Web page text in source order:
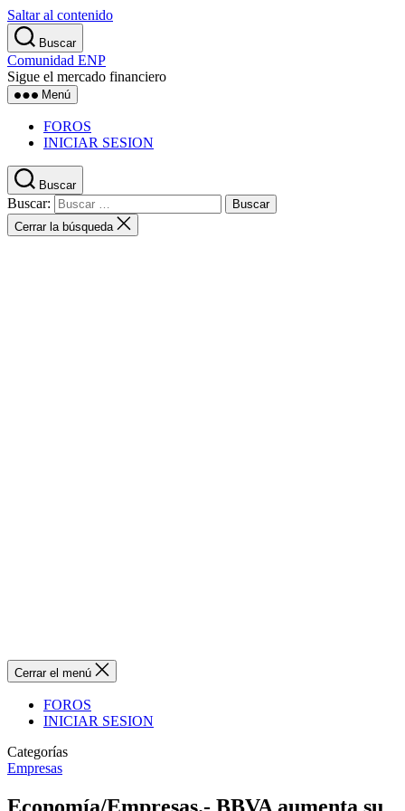
Saltar al contenido
Buscar
Comunidad ENP
Sigue el mercado financiero
Menú
FOROS
INICIAR SESION
Buscar
Buscar:
Cerrar la búsqueda
Cerrar el menú
FOROS
INICIAR SESION
Categorías
Empresas